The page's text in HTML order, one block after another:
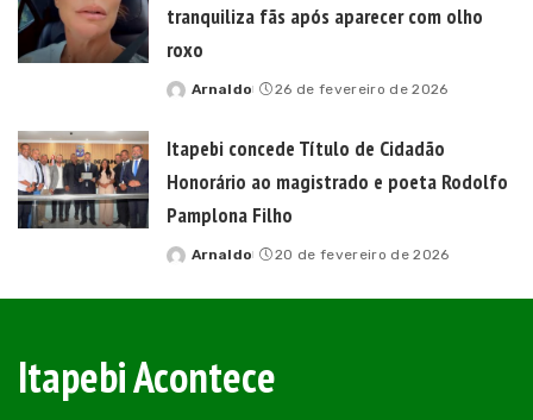
tranquiliza fãs após aparecer com olho
roxo
Posted
Arnaldo 26 de fevereiro de 2026
Itapebi concede Título de Cidadão
Honorário ao magistrado e poeta Rodolfo
Pamplona Filho
Posted
Arnaldo 20 de fevereiro de 2026
Itapebi Acontece